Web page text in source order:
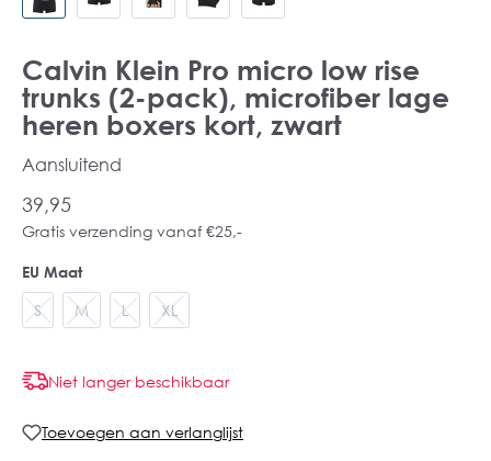
Calvin Klein Pro micro low rise
trunks (2-pack), microfiber lage
heren boxers kort, zwart
Aansluitend
39,95
Gratis verzending vanaf €25,-
EU Maat
S M L XL
Niet langer beschikbaar
Toevoegen aan verlanglijst